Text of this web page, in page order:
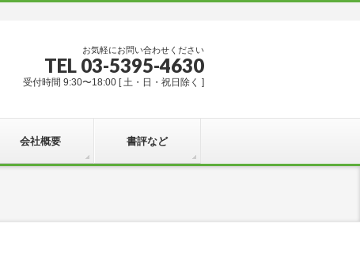
お気軽にお問い合わせください
TEL 03-5395-4630
受付時間 9:30〜18:00 [ 土・日・祝日除く ]
会社概要 書評など